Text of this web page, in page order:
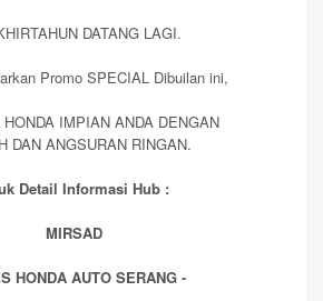
DATANG LAGI.
Promo SPECIAL Dibuilan ini,
IMPIAN ANDA DENGAN
DAN ANGSURAN RINGAN.
Detail Informasi Hub :
MIRSAD
HONDA AUTO SERANG -